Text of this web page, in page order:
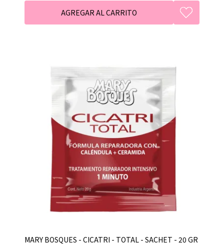
MARY BOSQUES - CICATRI - TOTAL - SACHET - 20 GR